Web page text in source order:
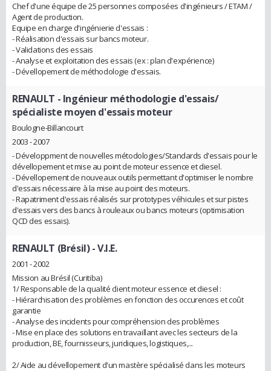
Chef d'une équipe de 25 personnes composées d'ingénieurs / ETAM /
Agent de production.
Equipe en charge d'ingénierie d'essais :
- Réalisation d'essais sur bancs moteur.
- Validations des essais
- Analyse et exploitation des essais (ex : plan d'expérience)
- Dévellopement de méthodologie d'essais.
RENAULT - Ingénieur méthodologie d'essais/
spécialiste moyen d'essais moteur
Boulogne-Billancourt
2003 - 2007
- Développment de nouvelles métodologies/Standards d'essais pour le
dévellopement et mise au point de moteur essence et diesel.
- Dévellopement de nouveaux outils permettant d'optimiser le nombre
d'essais nécessaire à la mise au point des moteurs.
- Rapatriment d'essais réalisés sur prototypes véhicules et sur pistes
d'essais vers des bancs à rouleaux ou bancs moteurs (optimisation
QCD des essais).
RENAULT (Brésil)- V.I.E.
2001 - 2002
Mission au Brésil (Curitiba)
1/ Responsable de la qualité client moteur essence et diesel :
- Hiérarchisation des problèmes en fonction des occurences et coût
garantie
- Analyse des incidents pour compréhension des problèmes
- Mise en place des solutions en travaillant avec les secteurs de la
production, BE, fournisseurs, juridiques, logistiques,...
2/ Aide au dévellopement d'un mastère spécialisé dans les moteurs